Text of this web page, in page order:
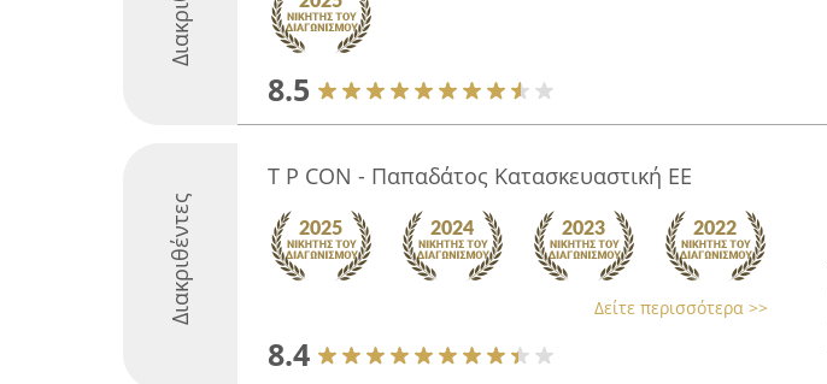
8.5
Διακριθέντες
Τ P CON - Παπαδάτος Κατασκευαστική ΕΕ
Δείτε περισσότερα >>
8.4